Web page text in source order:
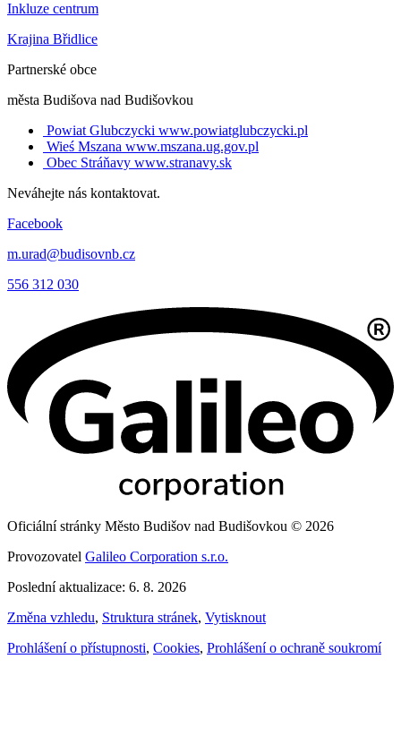
Inkluze centrum
Krajina Břidlice
Partnerské obce
města Budišova nad Budišovkou
Powiat Glubczycki www.powiatglubczycki.pl
Wieś Mszana www.mszana.ug.gov.pl
Obec Stráňavy www.stranavy.sk
Neváhejte nás kontaktovat.
Facebook
m.urad@budisovnb.cz
556 312 030
Oficiální stránky Město Budišov nad Budišovkou © 2026
Provozovatel Galileo Corporation s.r.o.
Poslední aktualizace: 6. 8. 2026
Změna vzhledu, Struktura stránek, Vytisknout
Prohlášení o přístupnosti, Cookies, Prohlášení o ochraně soukromí